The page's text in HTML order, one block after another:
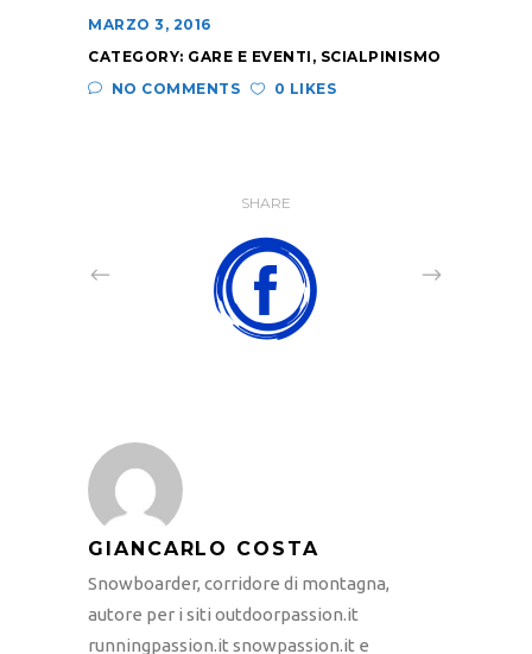
MARZO 3, 2016
CATEGORY: GARE E EVENTI , SCIALPINISMO
NO COMMENTS
0 LIKES
SHARE
GIANCARLO COSTA
Snowboarder, corridore di montagna,
autore per i siti outdoorpassion.it
runningpassion.it snowpassion.it e